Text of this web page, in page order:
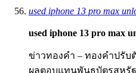
used iphone 13 pro max
used iphone 13 pro max
ข่าวทองคำ – ทองคำปรับ
ผลตอบแทนพันธบัตรสหรั